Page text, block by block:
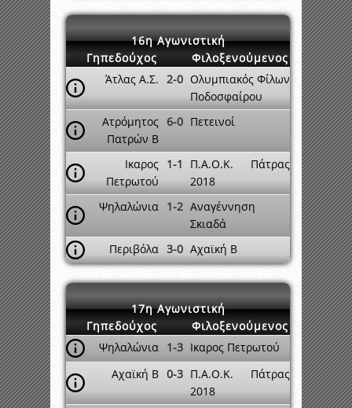
16η Αγωνιστική
Γηπεδούχος
Φιλοξενούμενος
Άτλας Α.Σ. 2-0 Ολυμπιακός Φίλων
Ποδοσφαίρου
Ατρόμητος
Πατρών Β
6-0 Πετεινοί
Ικαρος
Πετρωτού
1-1
Π.Α.Ο.Κ. Πάτρας
2018
Ψηλαλώνια 1-2 Αναγέννηση
Σκιαδά
Περιβόλα 3-0 Αχαϊκή Β
17η Αγωνιστική
Γηπεδούχος
Φιλοξενούμενος
Ψηλαλώνια 1-3 Ικαρος Πετρωτού
Αχαϊκή Β 0-3 Π.Α.Ο.Κ. Πάτρας
2018